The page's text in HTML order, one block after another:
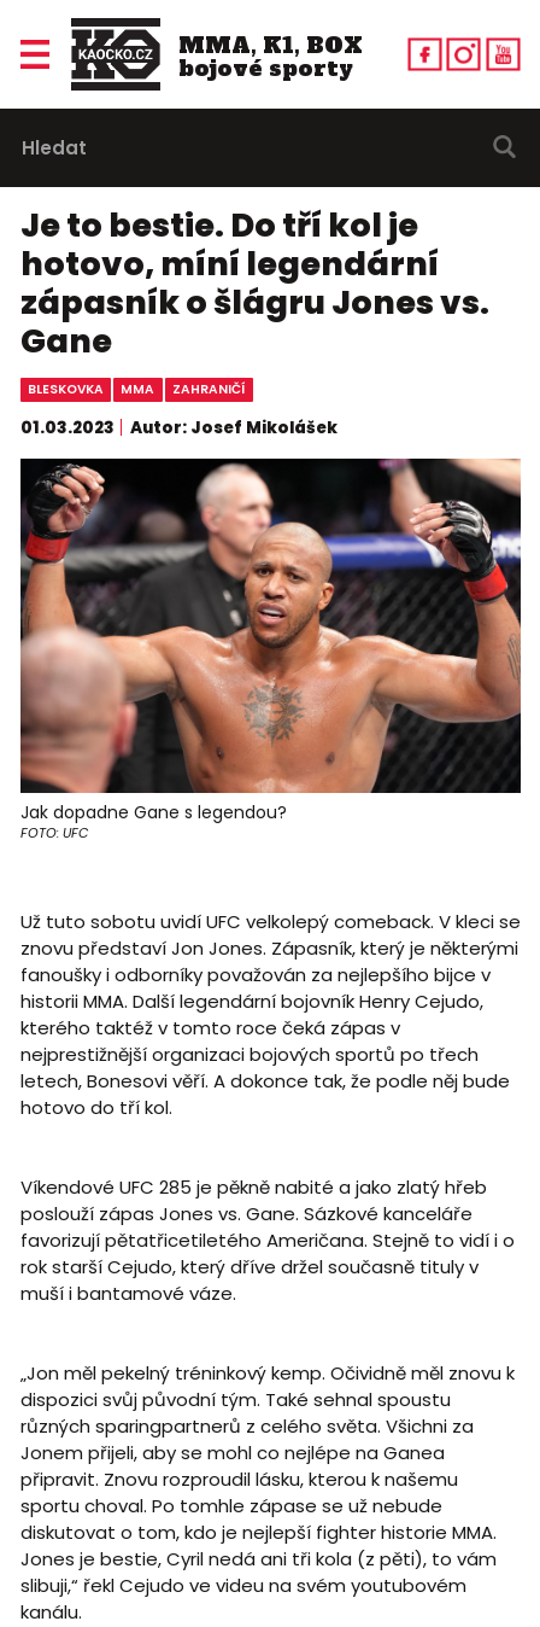
MMA, K1, BOX
bojové sporty
Je to bestie. Do tří kol je
hotovo, míní legendární
zápasník o šlágru Jones vs.
Gane
BLESKOVKA MMA ZAHRANIČÍ
01.03.2023 Autor: Josef Mikolášek
Jak dopadne Gane s legendou?
FOTO: UFC
Už tuto sobotu uvidí UFC velkolepý comeback. V kleci se
znovu představí Jon Jones. Zápasník, který je některými
fanoušky i odborníky považován za nejlepšího bijce v
historii MMA. Další legendární bojovník Henry Cejudo,
kterého taktéž v tomto roce čeká zápas v
nejprestižnější organizaci bojových sportů po třech
letech, Bonesovi věří. A dokonce tak, že podle něj bude
hotovo do tří kol.
Víkendové UFC 285 je pěkně nabité a jako zlatý hřeb
poslouží zápas Jones vs. Gane. Sázkové kanceláře
favorizují pětatřicetiletého Američana. Stejně to vidí i o
rok starší Cejudo, který dříve držel současně tituly v
muší i bantamové váze.
„Jon měl pekelný tréninkový kemp. Očividně měl znovu k
dispozici svůj původní tým. Také sehnal spoustu
různých sparingpartnerů z celého světa. Všichni za
Jonem přijeli, aby se mohl co nejlépe na Ganea
připravit. Znovu rozproudil lásku, kterou k našemu
sportu choval. Po tomhle zápase se už nebude
diskutovat o tom, kdo je nejlepší fighter historie MMA.
Jones je bestie, Cyril nedá ani tři kola (z pěti), to vám
slibuji,“ řekl Cejudo ve videu na svém youtubovém
kanálu.